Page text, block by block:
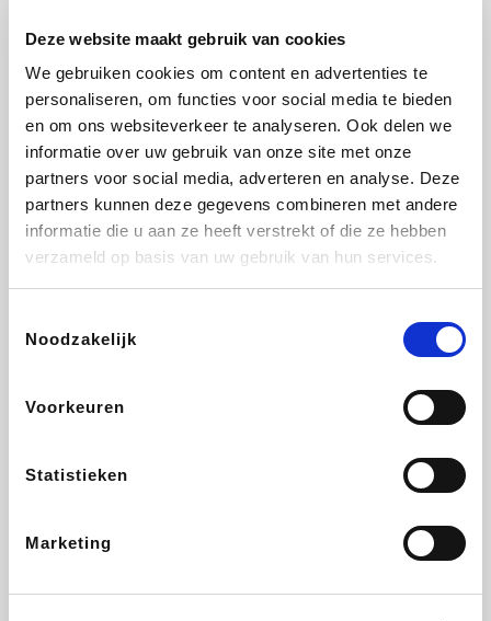
Deze website maakt gebruik van cookies
We gebruiken cookies om content en advertenties te
personaliseren, om functies voor social media te bieden
en om ons websiteverkeer te analyseren. Ook delen we
informatie over uw gebruik van onze site met onze
partners voor social media, adverteren en analyse. Deze
partners kunnen deze gegevens combineren met andere
informatie die u aan ze heeft verstrekt of die ze hebben
verzameld op basis van uw gebruik van hun services.
Noodzakelijk
Voorkeuren
Statistieken
Marketing
Sarenza Weekendesk Schiesser Interhome
Lufthansa
CheapTickets.be DeubaXXL